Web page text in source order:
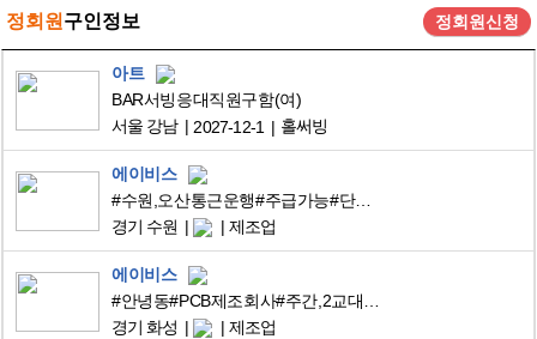
정회원 구인정보 정회원신청
아트
BAR서빙응대직원구함(여)
서울 강남
2027-12-1 홀써빙
에이비스
#수원,오산통근운행#주급가능#단순업무#스마트키#F비자환영
경기 수원
제조업
에이비스
#안녕동#PCB제조회사#주간,2교대#주급가능#주차공간굿
경기 화성
제조업